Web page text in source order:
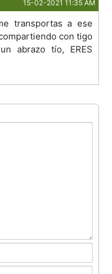
15-02-2021 11:35 AM
transportas a ese
con tigo
abrazo tío, ERES